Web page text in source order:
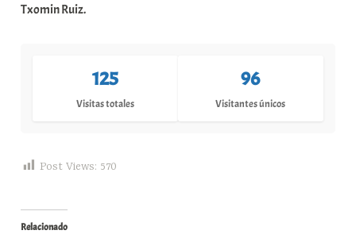
Txomin Ruiz.
125
Visitas totales
96
Visitantes únicos
Post Views: 570
Relacionado